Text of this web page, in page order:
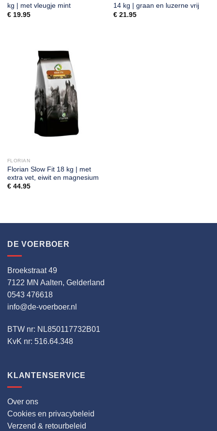
kg | met vleugje mint
€19.95
14 kg | graan en luzerne vrij
€21.95
FLORIAN
Florian Slow Fit 18 kg | met
extra vet, eiwit en magnesium
€44.95
DE VOERBOER
Broekstraat 49
7122 MN Aalten, Gelderland
0543 476618
info@de-voerboer.nl
BTW nr: NL850117732B01
KvK nr: 516.64.348
KLANTENSERVICE
Over ons
Cookies en privacybeleid
Verzend & retourbeleid